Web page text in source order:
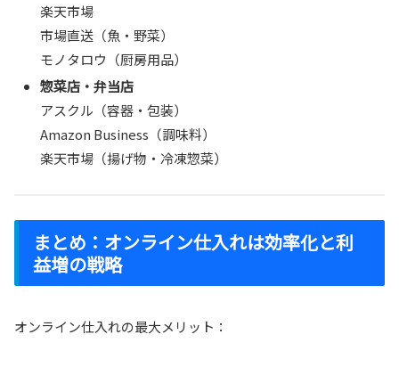
楽天市場
市場直送（魚・野菜）
モノタロウ（厨房用品）
惣菜店・弁当店
アスクル（容器・包装）
Amazon Business（調味料）
楽天市場（揚げ物・冷凍惣菜）
まとめ：オンライン仕入れは効率化と利
益増の戦略
オンライン仕入れの最大メリット：